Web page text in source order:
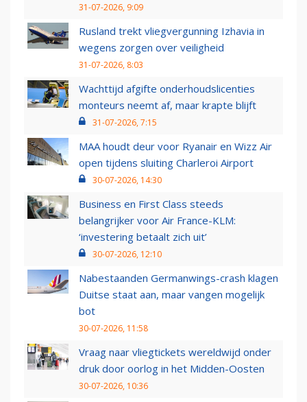
31-07-2026, 9:09
Rusland trekt vliegvergunning Izhavia in
wegens zorgen over veiligheid
31-07-2026, 8:03
Wachttijd afgifte onderhoudslicenties
monteurs neemt af, maar krapte blijft
31-07-2026, 7:15
MAA houdt deur voor Ryanair en Wizz Air
open tijdens sluiting Charleroi Airport
30-07-2026, 14:30
Business en First Class steeds
belangrijker voor Air France-KLM:
‘investering betaalt zich uit’
30-07-2026, 12:10
Nabestaanden Germanwings-crash klagen
Duitse staat aan, maar vangen mogelijk
bot
30-07-2026, 11:58
Vraag naar vliegtickets wereldwijd onder
druk door oorlog in het Midden-Oosten
30-07-2026, 10:36